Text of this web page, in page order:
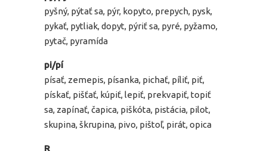
pyšný, pýtať sa, pýr, kopyto, prepych, pysk,
pykať, pytliak, dopyt, pýriť sa, pyré, pyžamo,
pytač, pyramída
pi/pí
písať, zemepis, písanka, pichať, píliť, piť,
pískať, pišťať, kúpiť, lepiť, prekvapiť, topiť
sa, zapínať, čapica, piškóta, pistácia, pilot,
skupina, škrupina, pivo, pištoľ, pirát, opica
R